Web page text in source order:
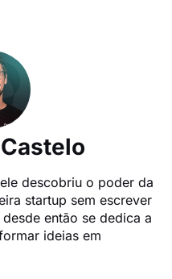
descobriu o poder da
startup sem escrever
então se dedica a
ideias em